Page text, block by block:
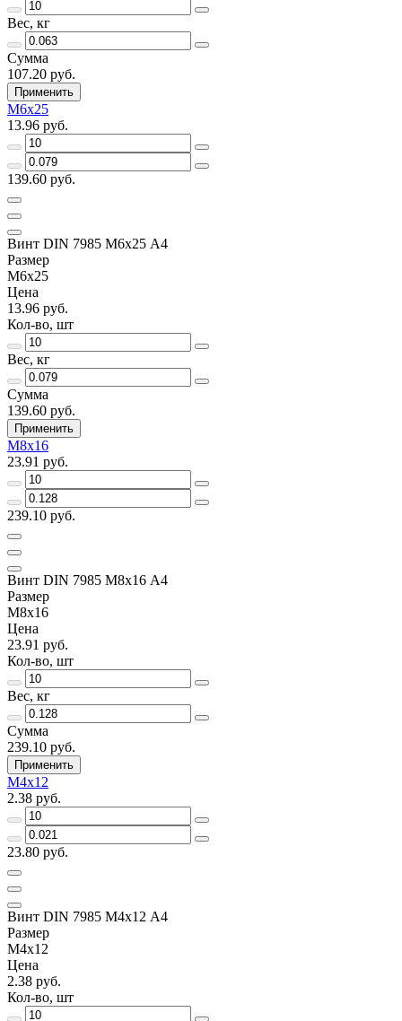
Вес, кг
Сумма
107.20 руб.
Применить
М6х25
13.96 руб.
139.60 руб.
Винт DIN 7985 М6х25 A4
Размер
М6х25
Цена
13.96 руб.
Кол-во, шт
Вес, кг
Сумма
139.60 руб.
Применить
М8х16
23.91 руб.
239.10 руб.
Винт DIN 7985 М8х16 A4
Размер
М8х16
Цена
23.91 руб.
Кол-во, шт
Вес, кг
Сумма
239.10 руб.
Применить
М4х12
2.38 руб.
23.80 руб.
Винт DIN 7985 М4х12 A4
Размер
М4х12
Цена
2.38 руб.
Кол-во, шт